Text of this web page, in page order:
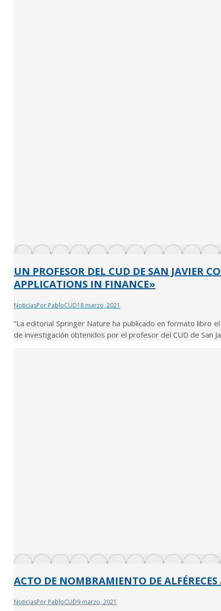
UN PROFESOR DEL CUD DE SAN JAVIER
APPLICATIONS IN FINANCE»
NoticiasPor PabloCUD18 marzo, 2021
“La editorial Springer Nature ha publicado en formato libro
de investigación obtenidos por el profesor del CUD de San
ACTO DE NOMBRAMIENTO DE
NoticiasPor PabloCUD9 marzo, 2021